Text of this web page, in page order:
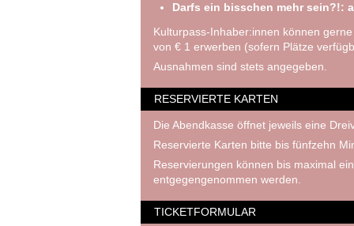
Darfs ein bisschen mehr sein?!:
Kulturpass-Inhaber:innen können
von € 1 erwerben (sofern Plätze
Ausnahmen sind stets angegeben.
RESERVIERTE KARTEN
Die Abendkasse öffnet jeweils eine
Reservierte Karten bitte bis fünfzehn
Reservierungen können bis maximal
entgegengenommen werden.
TICKETFORMULAR